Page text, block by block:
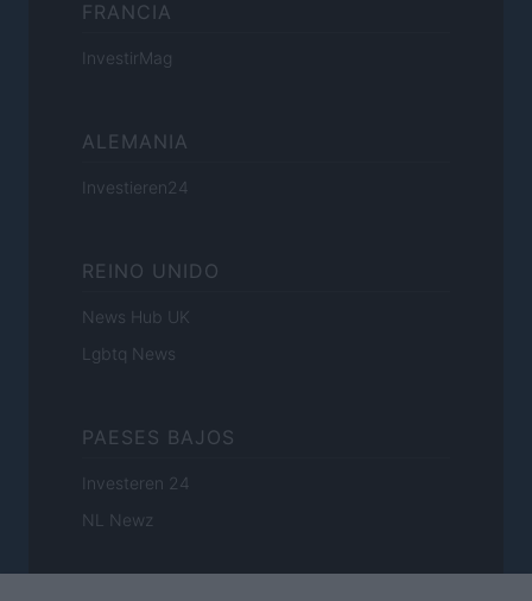
FRANCIA
InvestirMag
ALEMANIA
Investieren24
REINO UNIDO
News Hub UK
Lgbtq News
PAESES BAJOS
Investeren 24
NL Newz